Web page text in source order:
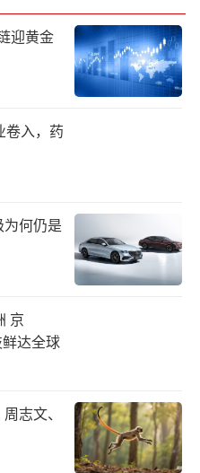
在台湾贩卖牛仔裤起
他在30岁时就实现了
经是十数家公司的董
之间大幅缩水，据说
最终罗田安以破产告
时刻顺势诞生。1993
合资单位创建克莉丝
元，两家上海公司各
公司占股60%，成为
田安本人并非克莉丝
份参与创建品牌，直
迎黄金
入，药
何仍是
京
达全球
志文、